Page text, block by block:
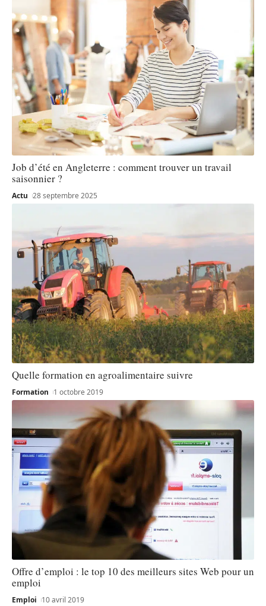
Job d’été en Angleterre : comment trouver un travail
saisonnier ?
Actu 28 septembre 2025
Quelle formation en agroalimentaire suivre
Formation 1 octobre 2019
Offre d’emploi : le top 10 des meilleurs sites Web pour un
emploi
Emploi 10 avril 2019